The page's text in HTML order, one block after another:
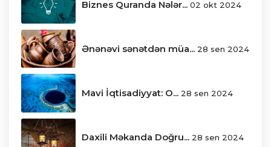
Biznes Quranda Nələr... 02 okt 2024
Ənənəvi sənətdən müa... 28 sen 2024
Mavi İqtisadiyyat: O... 28 sen 2024
Daxili Məkanda Doğru... 28 sen 2024